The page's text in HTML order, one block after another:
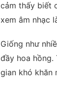
cảm thấy biết
xem âm nhạc
Giống như
đầy hoa hồng.
gian khó khăn